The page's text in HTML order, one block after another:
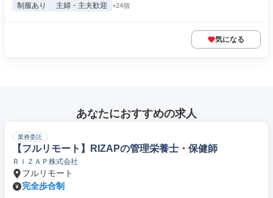
制服あり 主婦・主夫歓迎 +24個
気になる
あなたにおすすめの求人
業務委託
【フルリモート】RIZAPの管理栄養士・保健師
ＲＩＺＡＰ株式会社
フルリモート
完全歩合制